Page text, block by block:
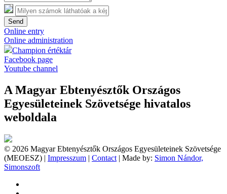
Send
Online entry
Online administration
Champion értéktár
Facebook page
Youtube channel
A Magyar Ebtenyésztők Országos
Egyesületeinek Szövetsége hivatalos
weboldala
© 2026 Magyar Ebtenyésztők Országos Egyesületeinek Szövetsége
(MEOESZ) | Impresszum | Contact | Made by: Simon Nándor,
Simonszoft